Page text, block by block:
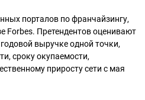
порталов по франчайзингу,
Forbes. Претендентов оценивают
выручке одной точки,
сроку окупаемости,
приросту сети c мая